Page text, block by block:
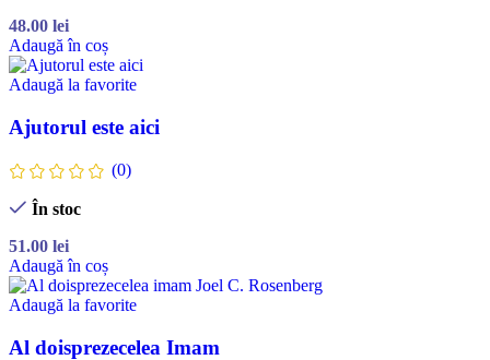
48.00 lei
Adaugă în coș
Adaugă la favorite
Ajutorul este aici
(0)
În stoc
51.00 lei
Adaugă în coș
Adaugă la favorite
Al doisprezecelea Imam